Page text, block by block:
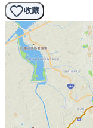
收藏